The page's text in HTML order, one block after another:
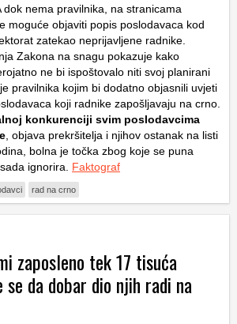
dok nema pravilnika, na stranicama
moguće objaviti popis poslodavaca kod
zatekao neprijavljene radnike.
Zakona na snagu pokazuje kako
ne bi ispoštovalo niti svoj planirani
pravilnika kojim bi dodatno objasnili uvjeti
koji radnike zapošljavaju na crno.
konkurenciji svim poslodavcima
, objava prekršitelja i njihov ostanak na listi
bolna je točka zbog koje se puna
ignorira. Faktograf
rad na crno
zaposleno tek 17 tisuća
da dobar dio njih radi na